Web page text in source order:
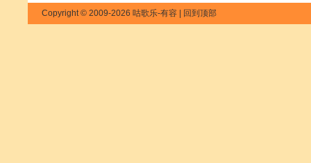
Copyright © 2009-2026 咕歌乐-有容 | 回到顶部